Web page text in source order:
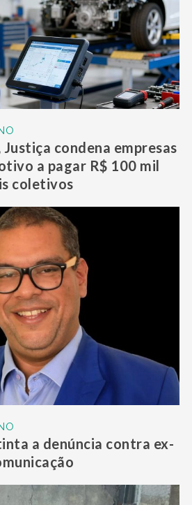
Justiça condena empresas
a pagar R$ 100 mil
coletivos
a denúncia contra ex-